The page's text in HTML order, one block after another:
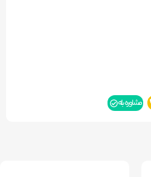
مشاوره بله